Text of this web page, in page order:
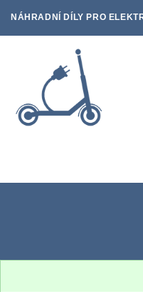
NÁHRADNÍ DÍLY PRO